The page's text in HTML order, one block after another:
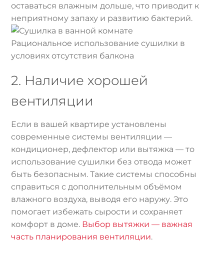
оставаться влажным дольше, что приводит к
неприятному запаху и развитию бактерий.
Рациональное использование сушилки в
условиях отсутствия балкона
2. Наличие хорошей
вентиляции
Если в вашей квартире установлены
современные системы вентиляции —
кондиционер, дефлектор или вытяжка — то
использование сушилки без отвода может
быть безопасным. Такие системы способны
справиться с дополнительным объёмом
влажного воздуха, выводя его наружу. Это
помогает избежать сырости и сохраняет
комфорт в доме. Выбор вытяжки — важная
часть планирования вентиляции.